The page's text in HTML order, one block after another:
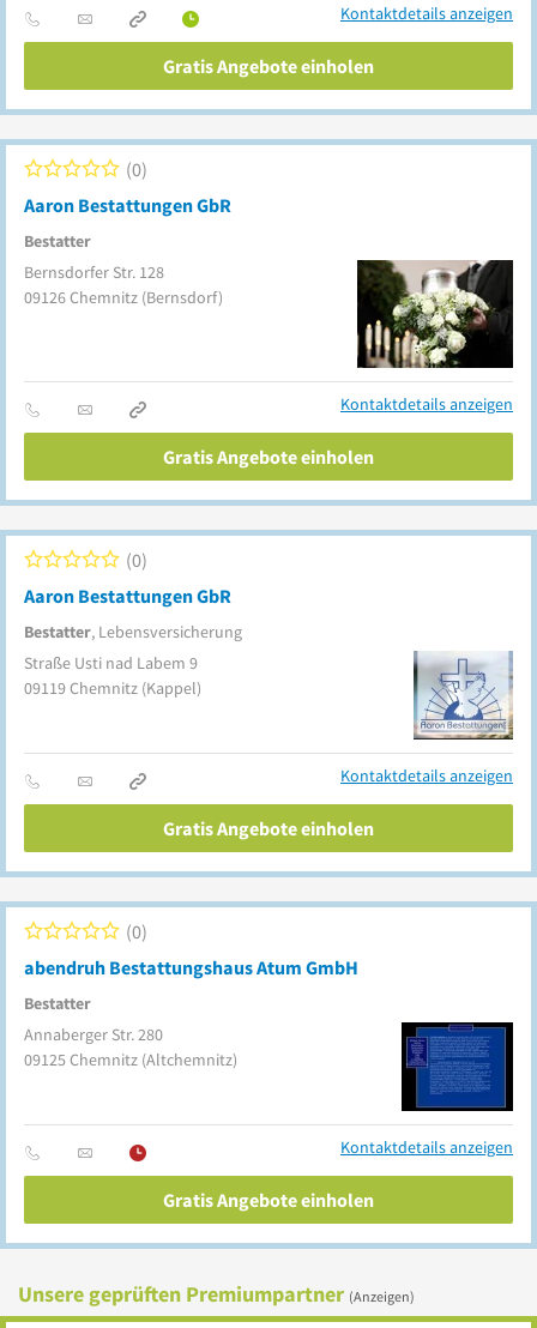
Kontaktdetails anzeigen
Gratis Angebote einholen
Aaron Bestattungen GbR
Bestatter
0
Bernsdorfer Str. 128
09126Chemnitz (Bernsdorf)
Kontaktdetails anzeigen
Gratis Angebote einholen
Aaron Bestattungen GbR
Bestatter, Lebensversicherung
0
Straße Usti nad Labem 9
09119Chemnitz (Kappel)
Kontaktdetails anzeigen
Gratis Angebote einholen
abendruh Bestattungshaus Atum GmbH
Bestatter
0
Annaberger Str. 280
09125Chemnitz (Altchemnitz)
Kontaktdetails anzeigen
Gratis Angebote einholen
Unsere geprüften Premiumpartner (Anzeigen)